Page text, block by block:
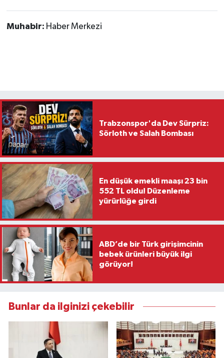
Muhabir: Haber Merkezi
Trabzonspor'da Dev Sürpriz:
Sörloth ve Salah Bombası
En düşük emekli maaşı 23 bin
552 TL oldu! Düzenleme
yürürlüğe girdi
ABD’de bir Türk girişimcinin
bebek ürünleri büyük ilgi
görüyor!
Bunlar da ilginizi çekebilir